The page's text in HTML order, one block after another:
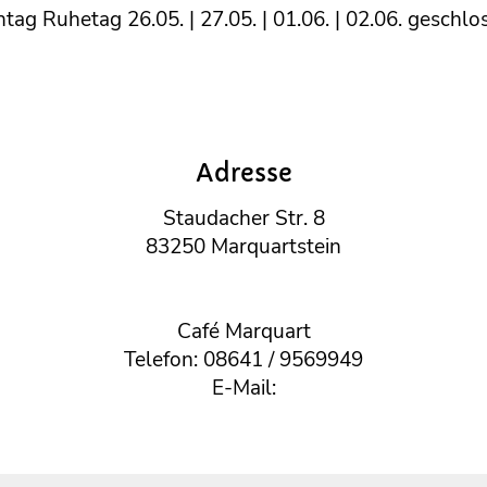
Ruhetag 26.05. | 27.05. | 01.06. | 02.06.
Adresse
Staudacher Str. 8
83250 Marquartstein
Café Marquart
Telefon: 08641 / 9569949
E-Mail: